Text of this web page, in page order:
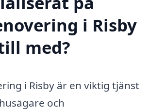
i Risby
med?
i Risby är en viktig tjänst
och